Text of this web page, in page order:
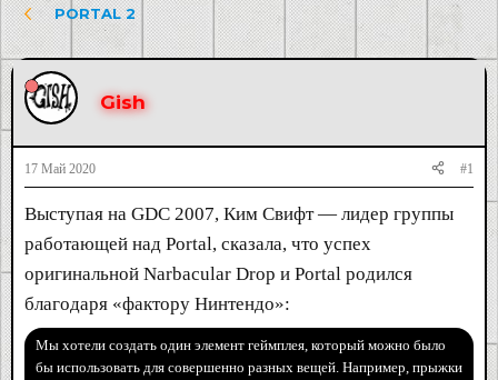
о
р
т
е
м
ы
а
н
а
а
и
PORTAL 2
Gish
17 Май 2020 #1
Выступая на GDC 2007, Ким Свифт — лидер группы
работающей над Portal, сказала, что успех
оригинальной Narbacular Drop и Portal родился
благодаря «фактору Нинтендо»:
Мы хотели создать один элемент геймплея, который можно было
бы использовать для совершенно разных вещей. Например, прыжки